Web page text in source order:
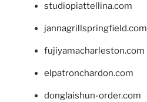
studiopiattellina.com
jannagrillspringfield.com
fujiyamacharleston.com
elpatronchardon.com
donglaishun-order.com